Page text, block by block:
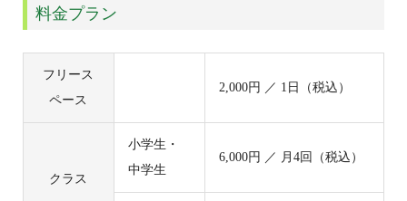
料金プラン
フリース
ペース
2,000円 ／ 1日（税込）
クラス
小学生・
中学生
6,000円 ／ 月4回（税込）